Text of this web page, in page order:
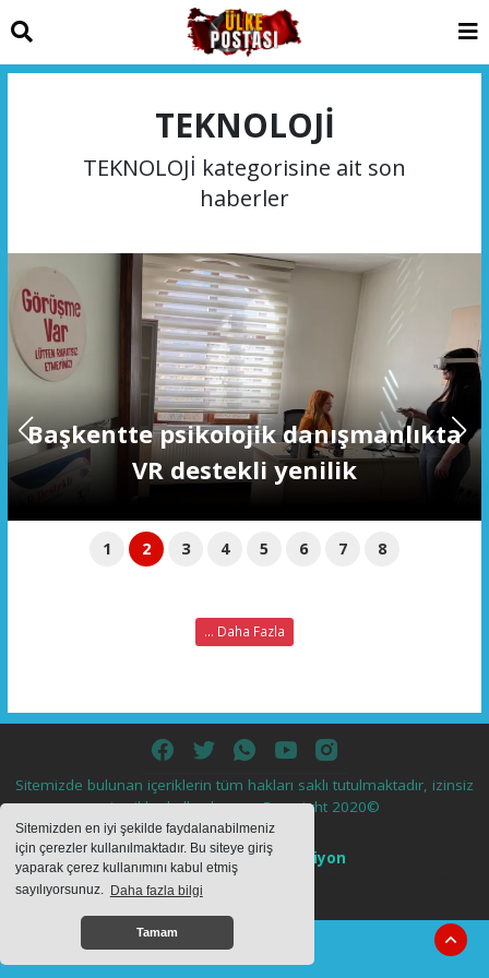
Sitemizden en iyi şekilde faydalanabilmeniz
için çerezler kullanılmaktadır. Bu siteye giriş
yaparak çerez kullanımını kabul etmiş
sayılıyorsunuz. Daha fazla bilgi
Tamam
TEKNOLOJİ
TEKNOLOJİ kategorisine ait son
haberler
Başkentte psikolojik danışmanlıkta
VR destekli yenilik
1 2 3 4 5 6 7 8
... Daha Fazla
Sitemizde bulunan içeriklerin tüm hakları saklı tutulmaktadır, izinsiz
içerikler kullanılamaz. Copyright 2020©
Haber Yazılımı: Web Aksiyon
haber yazılımı
haber scripti